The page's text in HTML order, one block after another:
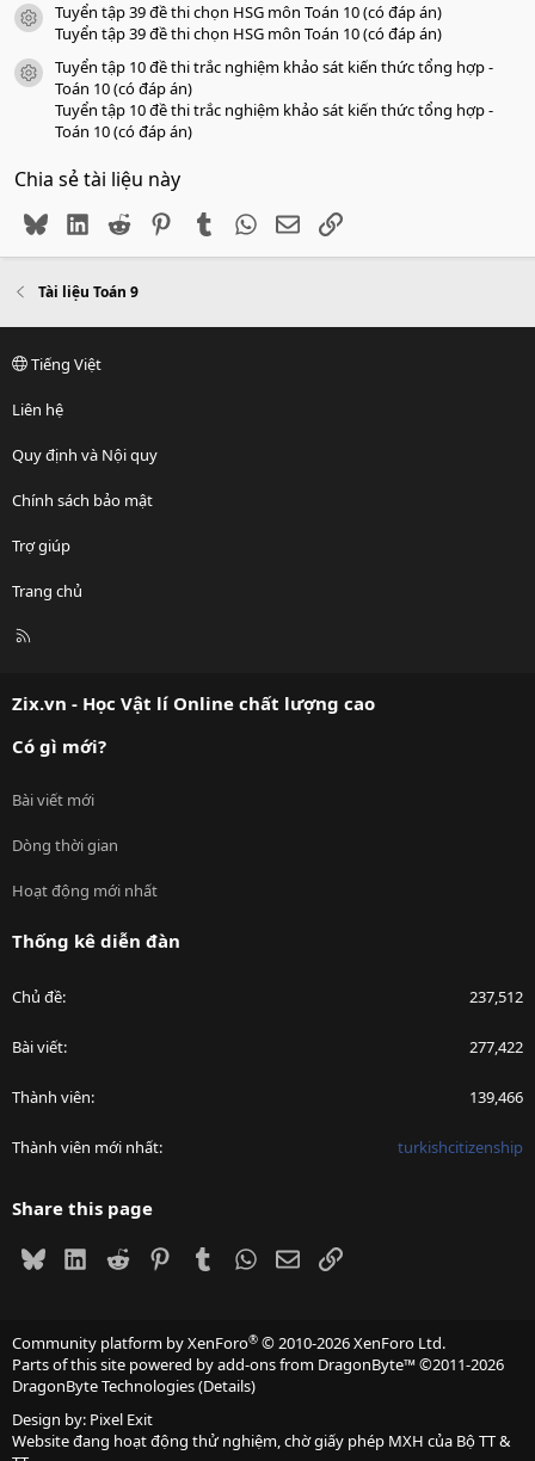
icon tài liệu
Tuyển tập 39 đề thi chọn HSG môn Toán 10 (có đáp án)
Tuyển tập 39 đề thi chọn HSG môn Toán 10 (có đáp án)
icon tài liệu
Tuyển tập 10 đề thi trắc nghiệm khảo sát kiến thức tổng hợp -
Toán 10 (có đáp án)
Tuyển tập 10 đề thi trắc nghiệm khảo sát kiến thức tổng hợp -
Toán 10 (có đáp án)
Chia sẻ tài liệu này
BlueskyLinkedIn
Reddit PinterestTumblr WhatsApp
EmailLink
Tài liệu Toán 9
Tiếng Việt
Liên hệ
Quy định và Nội quy
Chính sách bảo mật
Trợ giúp
Trang chủ
R
Zix.vn - Học Vật lí Online chất lượng cao
Có gì mới?
Bài viết mới
Dòng thời gian
Hoạt động mới nhất
Thống kê diễn đàn
Chủ đề 237,512
Bài viết 277,422
Thành viên 139,466
Thành viên mới nhất turkishcitizenship
Share this page
BlueskyLinkedIn
Reddit PinterestTumblrWhatsApp
EmailLink
Community platform by XenForo® © 2010-2026 XenForo Ltd.
Parts of this site powered byadd-ons from DragonByte™©2011-2026
DragonByte Technologies(Details)
Design by: Pixel Exit
Website đang hoạt động thử nghiệm, chờ giấy phép MXH của Bộ TT &